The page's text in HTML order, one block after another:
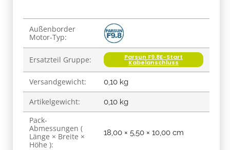
Produkteigenschaft
Wert
Außenborder
Motor-Typ:
Ersatzteil Gruppe: Parsun F9.8E-Start
Kabelanschluss
Versandgewicht: 0,10 kg
Artikelgewicht: 0,10 kg
Pack-
Abmessungen (
Länge × Breite ×
Höhe ):
18,00 × 5,50 × 10,00 cm